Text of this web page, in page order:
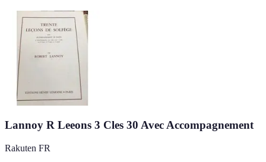
Lannoy R Leeons 3 Cles 30 Avec Accompagnement
Rakuten FR